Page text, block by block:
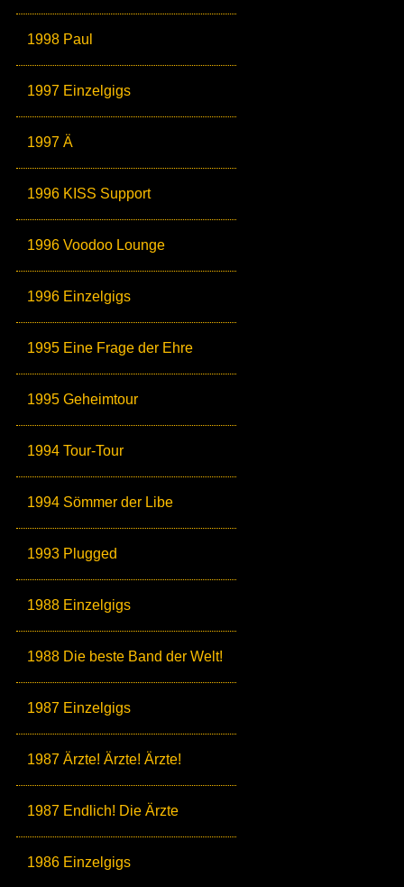
1998 Paul
1997 Einzelgigs
1997 Ä
1996 KISS Support
1996 Voodoo Lounge
1996 Einzelgigs
1995 Eine Frage der Ehre
1995 Geheimtour
1994 Tour-Tour
1994 Sömmer der Libe
1993 Plugged
1988 Einzelgigs
1988 Die beste Band der Welt!
1987 Einzelgigs
1987 Ärzte! Ärzte! Ärzte!
1987 Endlich! Die Ärzte
1986 Einzelgigs